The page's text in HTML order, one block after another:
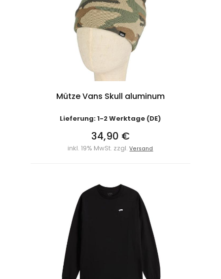
Mütze Vans Skull aluminum
Lieferung: 1-2 Werktage (DE)
34,90 €
inkl. 19% MwSt. zzgl.Versand